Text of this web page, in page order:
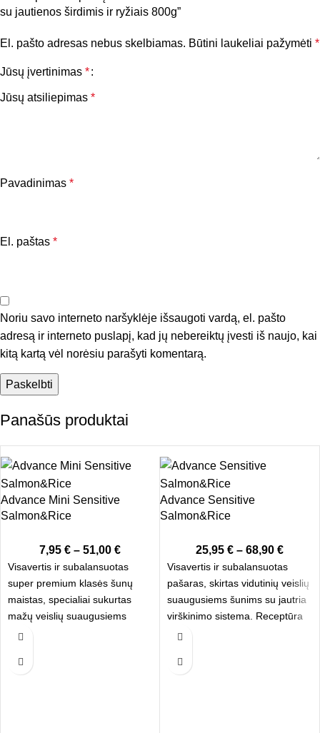
su jautienos širdimis ir ryžiais 800g”
El. pašto adresas nebus skelbiamas. Būtini laukeliai pažymėti *
Jūsų įvertinimas *
Jūsų atsiliepimas *
Pavadinimas *
El. paštas *
Noriu savo interneto naršyklėje išsaugoti vardą, el. pašto
adresą ir interneto puslapį, kad jų nebereiktų įvesti iš naujo, kai
kitą kartą vėl norėsiu parašyti komentarą.
Panašūs produktai
Advance Mini Sensitive
Salmon&Rice
7,95 € – 51,00 €
Visavertis ir subalansuotas
super premium klasės šunų
maistas, specialiai sukurtas
mažų veislių suaugusiems
šunims, turintiems jautrią
problemų. Švelni sudėtis su
Advance Sensitive
Salmon&Rice
25,95 € – 68,90 €
Visavertis ir subalansuotas
pašaras, skirtas vidutinių veislių
suaugusiems šunims su jautria
virškinimo sistema. Receptūra
sukurta atsižvelgiant į šunų su
problemomis poreikius.